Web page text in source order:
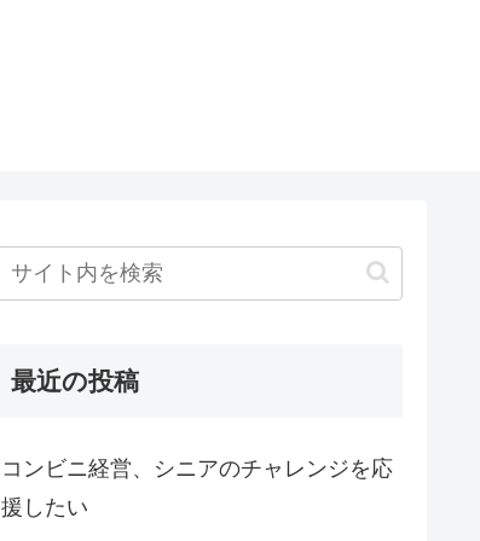
最近の投稿
コンビニ経営、シニアのチャレンジを応
援したい